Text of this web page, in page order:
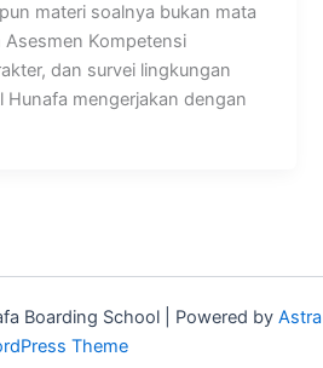
materi soalnya bukan mata
Asesmen Kompetensi
dan survei lingkungan
Hunafa mengerjakan dengan
Boarding School | Powered by Astra
Theme